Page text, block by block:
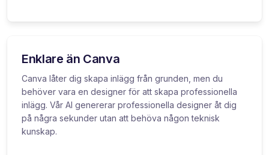
Enklare än Canva
Canva låter dig skapa inlägg från grunden, men du
behöver vara en designer för att skapa professionella
inlägg. Vår AI genererar professionella designer åt dig
på några sekunder utan att behöva någon teknisk
kunskap.